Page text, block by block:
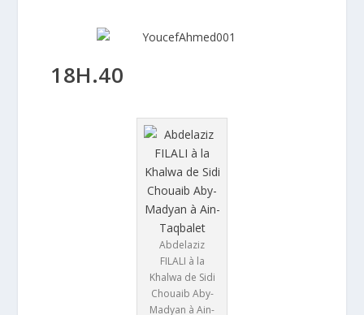
18H.40
Abdelaziz
FILALI à la
Khalwa de Sidi
Chouaib Aby-
Madyan à Ain-